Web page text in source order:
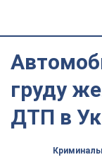
груду
ДТП в